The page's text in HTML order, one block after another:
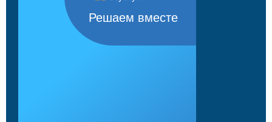
Решаем вместе